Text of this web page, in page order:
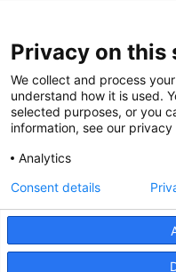
@CGTCatalunya
cgtcatalunya
CGTCatalunya
cgtcatalunya
Privacy on this
We collect and process
understand how it is used.
selected purposes, or you
information, see our privacy
Analytics
Consent details